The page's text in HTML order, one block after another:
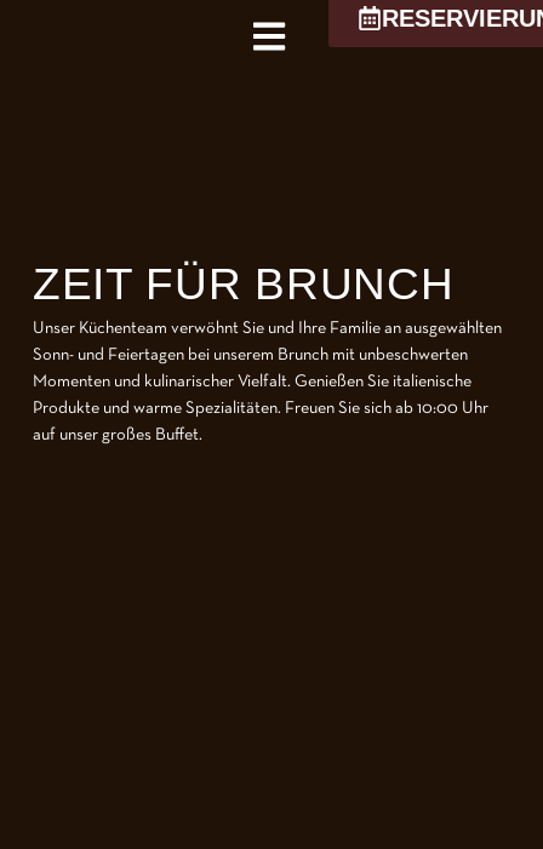
ZEIT FÜR BRUNCH
Unser Küchenteam verwöhnt Sie und Ihre Familie an ausgewählten
Sonn- und Feiertagen bei unserem Brunch mit unbeschwerten
Momenten und kulinarischer Vielfalt. Genießen Sie italienische
Produkte und warme Spezialitäten. Freuen Sie sich ab 10:00 Uhr
auf unser großes Buffet.